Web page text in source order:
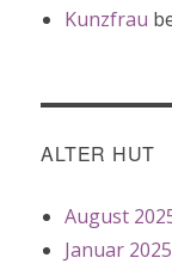
Kunzfrau
ALTER HUT
August
Januar 2025